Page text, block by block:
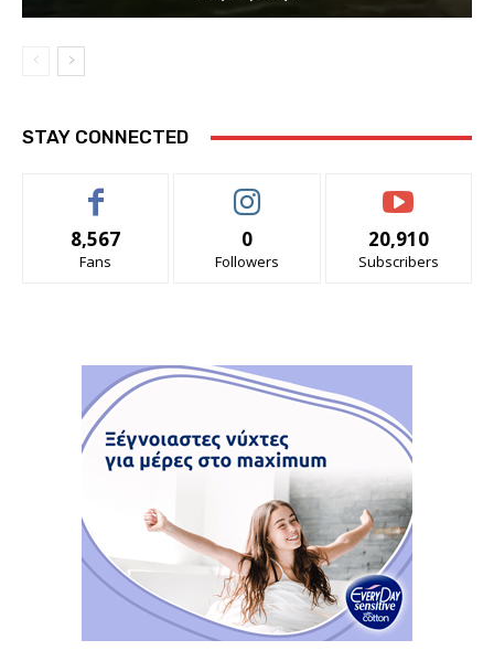
STAY CONNECTED
8,567
Fans
0
Followers
20,910
Subscribers